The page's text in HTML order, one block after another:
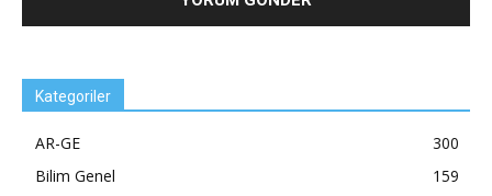
Kategoriler
AR-GE
300
Bilim Genel
159